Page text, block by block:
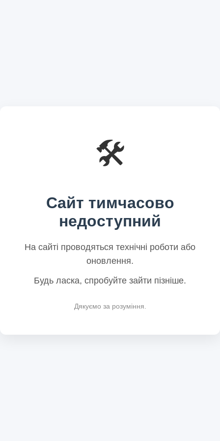
🛠️
Сайт тимчасово
недоступний
На сайті проводяться технічні роботи або
оновлення.
Будь ласка, спробуйте зайти пізніше.
Дякуємо за розуміння.